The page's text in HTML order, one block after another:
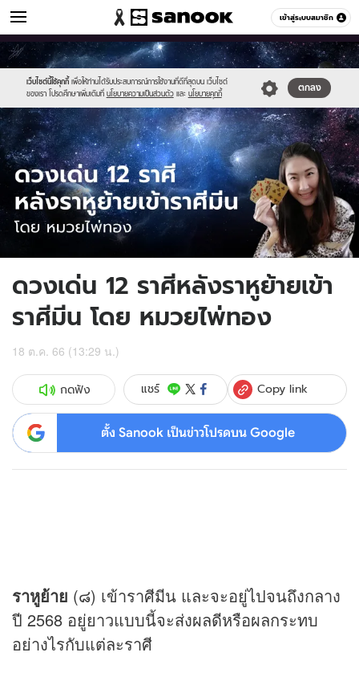
เข้าสู่ระบบสมาชิก
ดูดวง หมวดอื่นๆ
เว็บไซต์นี้ใช้คุกกี้ เพื่อให้ท่านได้รับประสบการณ์การใช้งานที่ดีที่สุดบน เว็บไซต์
ของเรา โปรดศึกษาเพิ่มเติมที่ นโยบายความเป็นส่วนตัว และ นโยบายคุกกี้
ตกลง
Sanook
//s.isanook.com/sr/0/images/logo-
new-
sanook.png
600
60
//s.isanook.com/ho/0/ud/52/264155/goldm.jpg
ดวงเด่น 12 ราศีหลังราหูย้ายเข้า
ราศีมีน โดย หมวยไพ่ทอง
18 ต.ค. 66 (13:29 น.)
กดฟัง แชร์ Copy link
ตั้ง Sanook เป็นข่าวโปรดบน Google
ราหูย้าย (๘) เข้าราศีมีน และจะอยู่ไปจนถึงกลาง
ปี 2568 อยู่ยาวแบบนี้จะส่งผลดีหรือผลกระทบ
อย่างไรกับแต่ละราศี